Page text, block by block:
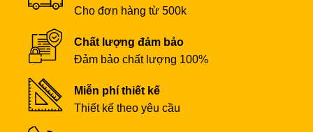
Cho đơn hàng từ 500k
Chất lượng đảm bảo
Đảm bảo chất lượng 100%
Miễn phí thiết kế
Thiết kế theo yêu cầu